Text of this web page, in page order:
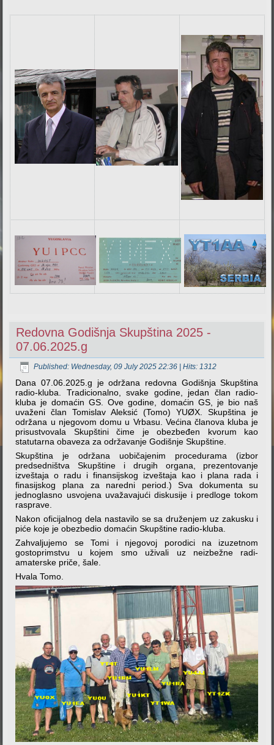
Redovna Godišnja Skupština 2025 -
07.06.2025.g
Published: Wednesday, 09 July 2025 22:36 | Hits: 1312
Dana 07.06.2025.g je održana redovna Godišnja Skupština
radio-kluba. Tradicionalno, svake godine, jedan član radio-
kluba je domaćin GS. Ove godine, domaćin GS, je bio naš
uvaženi član Tomislav Aleksić (Tomo) YUØX. Skupština je
održana u njegovom domu u Vrbasu. Većina članova kluba je
prisustvovala Skupštini čime je obezbeđen kvorum kao
statutarna obaveza za održavanje Godišnje Skupštine.
Skupština je održana uobičajenim procedurama (izbor
predsedništva Skupštine i drugih organa, prezentovanje
izveštaja o radu i finansijskog izveštaja kao i plana rada i
finasijskog plana za naredni period.) Sva dokumenta su
jednoglasno usvojena uvažavajući diskusije i predloge tokom
rasprave.
Nakon oficijalnog dela nastavilo se sa druženjem uz zakusku i
piće koje je obezbedio domaćin Skupštine radio-kluba.
Zahvaljujemo se Tomi i njegovoj porodici na izuzetnom
gostoprimstvu u kojem smo uživali uz neizbežne radi-
amaterske priče, šale.
Hvala Tomo.